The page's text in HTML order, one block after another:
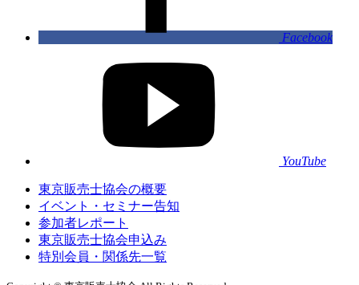
Facebook
YouTube
東京販売士協会の概要
イベント・セミナー告知
参加者レポート
東京販売士協会申込み
特別会員・関係先一覧